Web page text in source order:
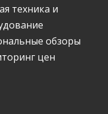
техника и
обзоры
цен